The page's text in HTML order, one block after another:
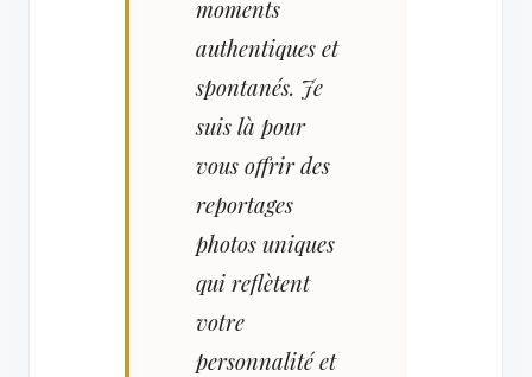
moments
authentiques et
spontanés. Je
suis là pour
vous offrir des
reportages
photos uniques
qui reflètent
votre
personnalité et